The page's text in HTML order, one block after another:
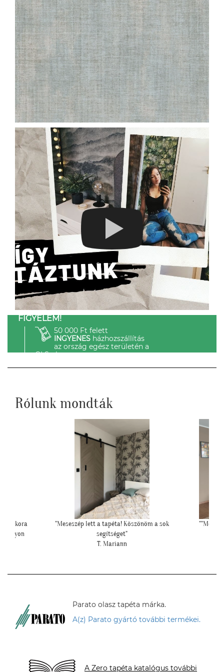
FIGYELEM!
50 000 Ft felett
INGYENESházhozszállítás
az ország egész területén a
GLS-el.
Rólunk mondták
ekkora
nagyon
"Meseszép lett a tapéta! Köszönöm a sok
segítséget"
T. Mariann
""Még
Parato olasz tapéta márka.
A(z) Parato gyártó további termékei.
A Zero tapéta katalógus további